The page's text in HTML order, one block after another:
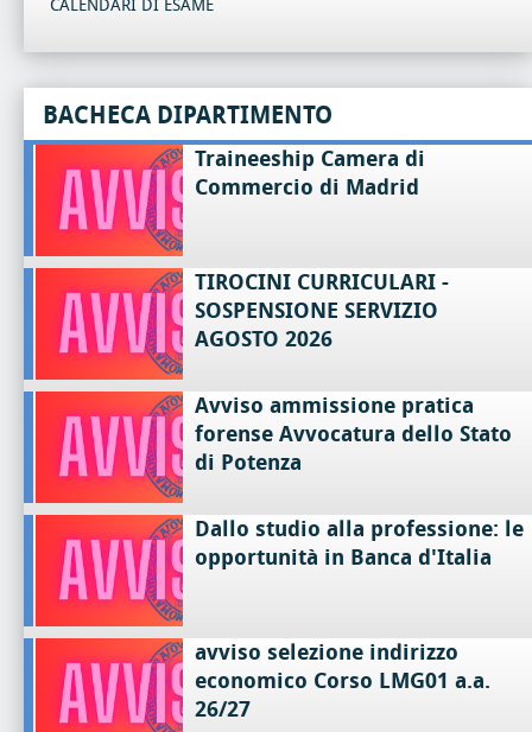
CALENDARI DI ESAME
BACHECA DIPARTIMENTO
Traineeship Camera di
Commercio di Madrid
TIROCINI CURRICULARI -
SOSPENSIONE SERVIZIO
AGOSTO 2026
Avviso ammissione pratica
forense Avvocatura dello Stato
di Potenza
Dallo studio alla professione: le
opportunità in Banca d'Italia
avviso selezione indirizzo
economico Corso LMG01 a.a.
26/27